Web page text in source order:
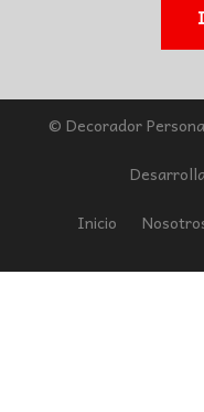
© Decorador
Inicio